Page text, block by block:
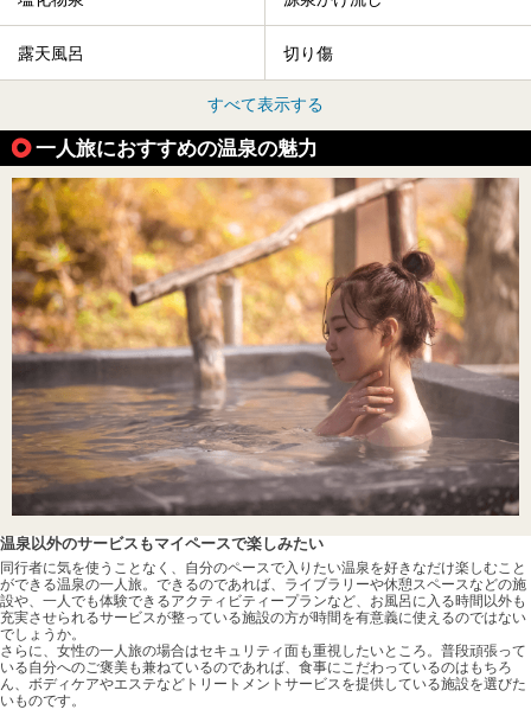
露天風呂 切り傷
すべて表示する
一人旅におすすめの温泉の魅力
温泉以外のサービスもマイペースで楽しみたい
同行者に気を使うことなく、自分のペースで入りたい温泉を好きなだけ楽しむこと
ができる温泉の一人旅。できるのであれば、ライブラリーや休憩スペースなどの施
設や、一人でも体験できるアクティビティープランなど、お風呂に入る時間以外も
充実させられるサービスが整っている施設の方が時間を有意義に使えるのではない
でしょうか。
さらに、女性の一人旅の場合はセキュリティ面も重視したいところ。普段頑張って
いる自分へのご褒美も兼ねているのであれば、食事にこだわっているのはもちろ
ん、ボディケアやエステなどトリートメントサービスを提供している施設を選びた
いものです。